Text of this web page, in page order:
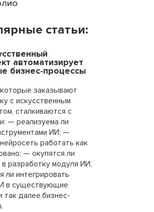
статьи:
автоматизирует
бизнес-процессы
заказывают
с искусственным
сталкиваются с
— реализуема ли
ИИ; —
работать как
— окупятся ли
разработку модуля ИИ;
ли интегрировать
в существующие
так далее.бизнес-